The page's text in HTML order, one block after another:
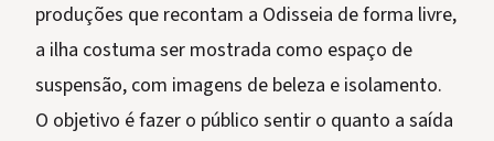
produções que recontam a Odisseia de forma livre,
a ilha costuma ser mostrada como espaço de
suspensão, com imagens de beleza e isolamento.
O objetivo é fazer o público sentir o quanto a saída